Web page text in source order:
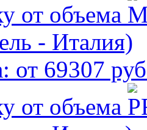
от объема
- Италия)
от 69307
от объема